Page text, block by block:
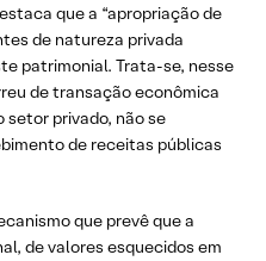
que a “apropriação de
de natureza privada
patrimonial. Trata-se, nesse
de transação econômica
setor privado, não se
de receitas públicas
que prevê que a
de valores esquecidos em